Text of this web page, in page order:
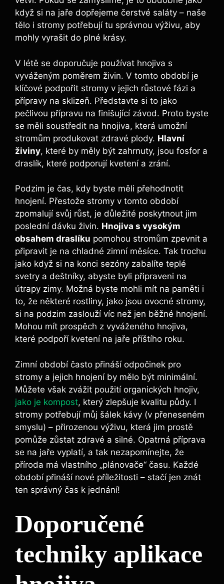
když‌ si na ⁣jaře⁣ dopřejeme čerstvé saláty – ‌naše
tělo i stromy potřebují ​tu správnou výživu, aby
mohly vyrašit do plné​ krásy.
V létě se ⁤doporučuje používat hnojiva s
vyváženým ⁢poměrem živin. V tomto období je
klíčové podpořit stromy v jejich⁤ růstové fázi a
přípravy na sklizeň. Představte​ si⁣ to⁢ jako
pečlivou přípravu na finišující závod. Proto byste
se měli soustředit⁣ na hnojiva, ‍která ⁣umožní
stromům produkovat zdravé plody. Hlavní
živiny, které by měly být zahrnuty, jsou fosfor a
draslík, které podporují kvetení a zrání.
Podzim je čas, kdy byste měli přehodnotit
hnojení. Přestože stromy v tomto ‌období
⁤zpomalují svůj růst, je důležité ​poskytnout jim
poslední dávku živin. Hnojiva‍ s vysokým
obsahem draslíku ‌pomohou stromům ⁣zpevnit a
připravit je na chladné zimní měsíce.‍ Tak trochu
jako⁤ když si na konci sezóny zabalíte teplé‌
svetry ​a deštníky, abyste byli připraveni ​na
útrapy zimy. Možná ‌byste mohli mít na paměti i
to, že⁢ některé⁤ rostliny, jako jsou ovocné stromy,
si na podzim zaslouží víc než‍ jen běžné hnojení.
Mohou mít ⁤prospěch z vyváženého hnojiva,
které podpoří ⁤kvetení na jaře příštího roku.
Zimní období‌ často přináší odpočinek pro
stromy a jejich hnojení by mělo ‍být minimální.
Můžete však ⁢zvážit použití organických hnojiv,
jako je kompost, který zlepšuje kvalitu půdy. I
stromy potřebují můj šálek kávy (v přeneseném
smyslu) – přirozenou výživu,⁢ která jim prostě
pomůže zůstat zdravé ⁣a silné. ⁤Opatrná příprava
se na jaře vyplatí, a tak nezapomínejte, že
příroda má vlastního „plánovače“ času. Každé
období přináší nové příležitosti – stačí jen ⁢znát
ten ⁤správný čas k⁤ jednání!
Doporučené
techniky aplikace ​